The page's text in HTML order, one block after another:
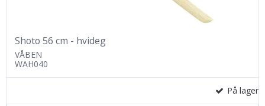
Shoto 56 cm - hvideg
VÅBEN
WAH040
På lager